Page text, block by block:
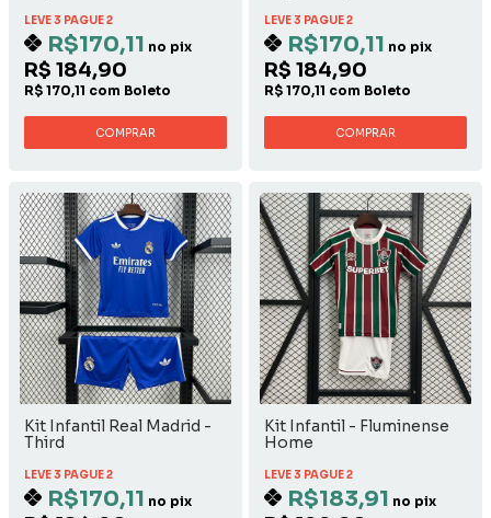
LEVE 3 PAGUE 2
R$170,11 no pix
R$ 184,90
R$ 170,11 com Boleto
COMPRAR
LEVE 3 PAGUE 2
R$170,11 no pix
R$ 184,90
R$ 170,11 com Boleto
COMPRAR
Kit Infantil Real Madrid -
Third
LEVE 3 PAGUE 2
R$170,11 no pix
Kit Infantil - Fluminense
Home
LEVE 3 PAGUE 2
R$183,91 no pix